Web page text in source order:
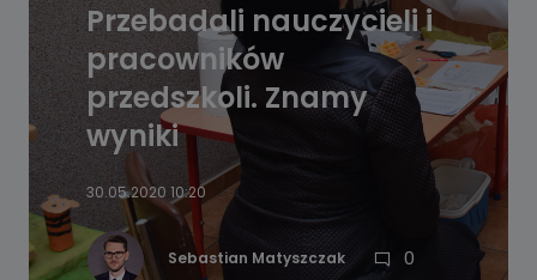
Przebadali nauczycieli i
pracowników
przedszkoli. Znamy
wyniki
30.05.2020 10:20
Sebastian Matyszczak 0